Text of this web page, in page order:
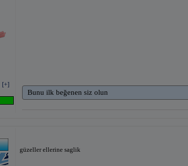
[+]
Bunu ilk beğenen siz olun
güzeller ellerine saglik